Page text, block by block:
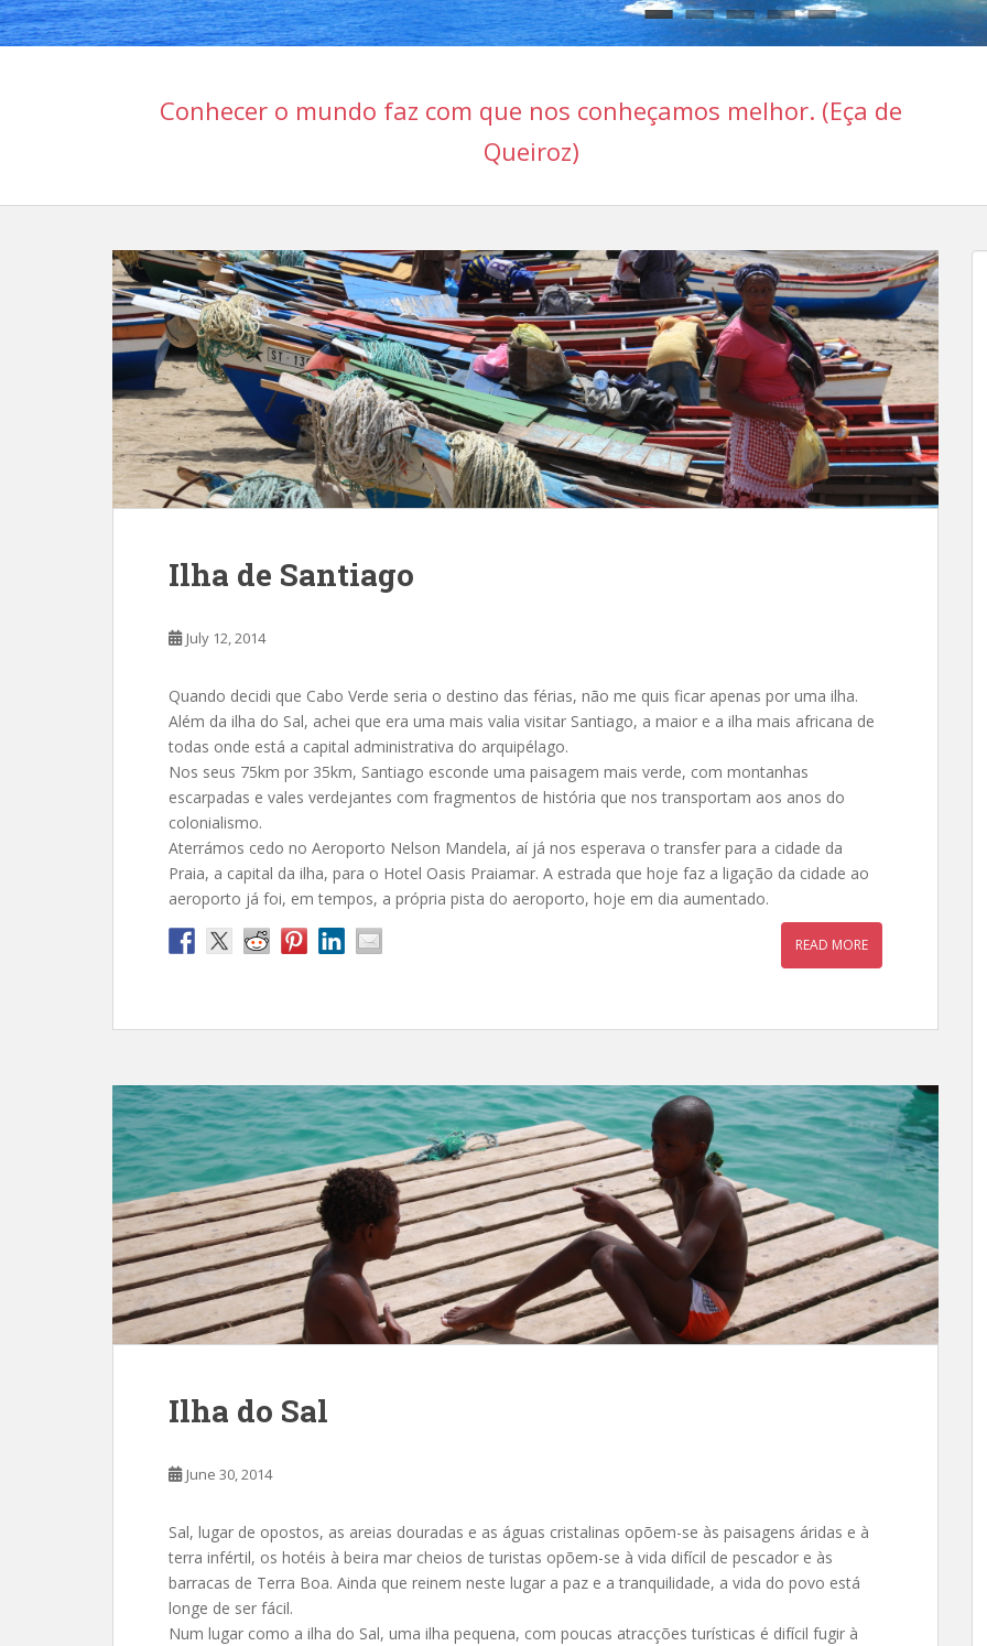
Conhecer o mundo faz com que nos conheçamos melhor. (Eça de
Queiroz)
Ilha de Santiago
July 12, 2014
Quando decidi que Cabo Verde seria o destino das férias, não me quis ficar apenas por uma ilha.
Além da ilha do Sal, achei que era uma mais valia visitar Santiago, a maior e a ilha mais africana de
todas onde está a capital administrativa do arquipélago.
Nos seus 75km por 35km, Santiago esconde uma paisagem mais verde, com montanhas
escarpadas e vales verdejantes com fragmentos de história que nos transportam aos anos do
colonialismo.
Aterrámos cedo no Aeroporto Nelson Mandela, aí já nos esperava o transfer para a cidade da
Praia, a capital da ilha, para o Hotel Oasis Praiamar. A estrada que hoje faz a ligação da cidade ao
aeroporto já foi, em tempos, a própria pista do aeroporto, hoje em dia aumentado.
READ MORE
Ilha do Sal
June 30, 2014
Sal, lugar de opostos, as areias douradas e as águas cristalinas opõem-se às paisagens áridas e à
terra infértil, os hotéis à beira mar cheios de turistas opõem-se à vida difícil de pescador e às
barracas de Terra Boa. Ainda que reinem neste lugar a paz e a tranquilidade, a vida do povo está
longe de ser fácil.
Num lugar como a ilha do Sal, uma ilha pequena, com poucas atracções turísticas é difícil fugir à